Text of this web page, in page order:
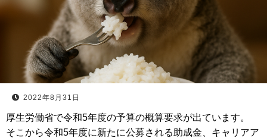
2022年8月31日
厚生労働省で令和5年度の予算の概算要求が出ています。
そこから令和5年度に新たに公募される助成金、キャリアア